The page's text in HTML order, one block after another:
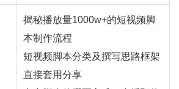
揭秘播放量1000w+的短视频脚
本制作流程
短视频脚本分类及撰写思路框架
直接套用分享